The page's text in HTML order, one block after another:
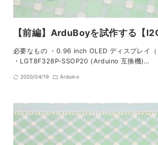
【前編】ArduBoyを試作する【
必要なもの ・0.96 inch OLED ディスプレイ
・LGT8F328P-SSOP20 (Arduino 互換機)…
2020/04/19 Arduino